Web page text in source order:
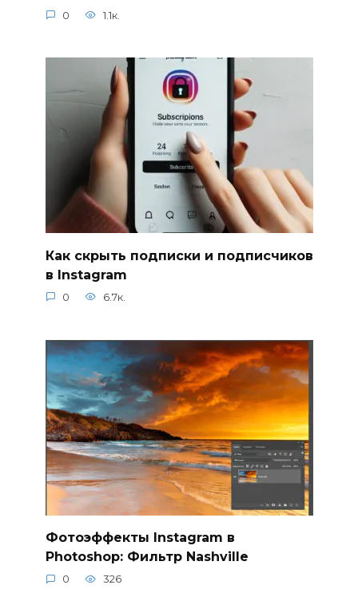
0 1.1к.
Как скрыть подписки и подписчиков
в Instagram
0 6.7к.
Фотоэффекты Instagram в
Photoshop: Фильтр Nashville
0 326